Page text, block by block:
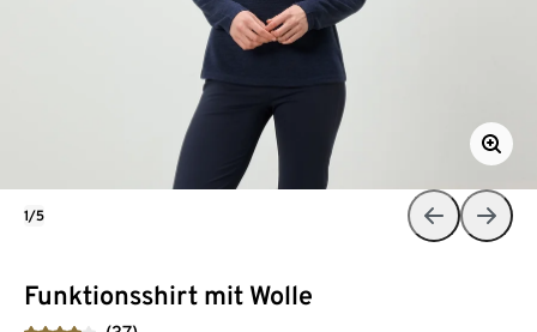
Funktionsshirt mit Wolle
1/5